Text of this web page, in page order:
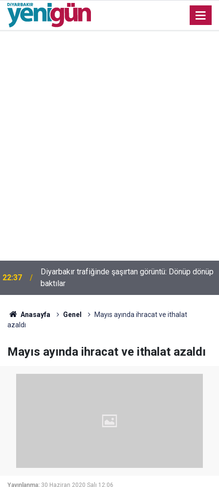
22:37
Diyarbakır trafiğinde şaşırtan görüntü: Dönüp dönüp
baktılar
Anasayfa Genel
Mayıs ayında ihracat ve ithalat
azaldı
Mayıs ayında ihracat ve ithalat azaldı
Yayınlanma: 30 Haziran 2020 Salı 12:06